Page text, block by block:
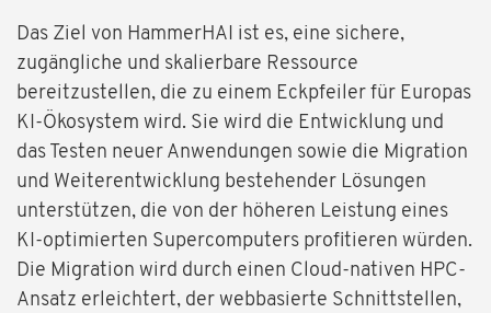
Das Ziel von HammerHAI ist es, eine sichere,
zugängliche und skalierbare Ressource
bereitzustellen, die zu einem Eckpfeiler für Europas
KI-Ökosystem wird. Sie wird die Entwicklung und
das Testen neuer Anwendungen sowie die Migration
und Weiterentwicklung bestehender Lösungen
unterstützen, die von der höheren Leistung eines
KI-optimierten Supercomputers profitieren würden.
Die Migration wird durch einen Cloud-nativen HPC-
Ansatz erleichtert, der webbasierte Schnittstellen,